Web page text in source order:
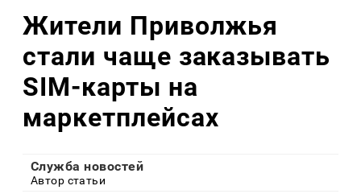
Жители Приволжья
стали чаще заказывать
SIM-карты на
маркетплейсах
Служба новостей
Автор статьи